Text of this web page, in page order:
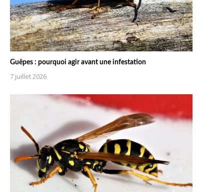
Guêpes : pourquoi agir avant une infestation
7 juillet 2026